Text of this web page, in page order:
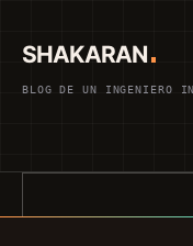
contenido
SHAKARAN
BLOG DE UN INGENIERO